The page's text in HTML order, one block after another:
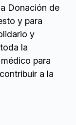
Donación de
y para
y
la
para
a la